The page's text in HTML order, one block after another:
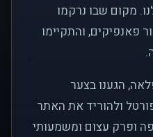
מקום שבו נרקמו
פאנפיקים, והתקיימו
הגענו בצער
ולהוריד את האתר
ופרק עצום ומשמעותי